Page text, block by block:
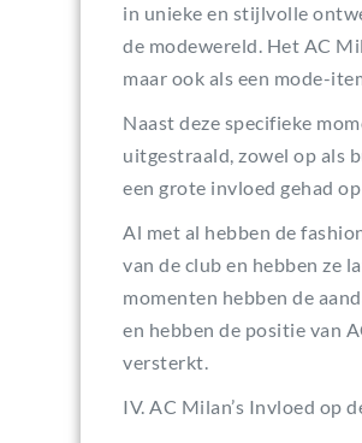
in unieke en stijlvolle
de modewereld. Het AC
maar ook als een mode-
Naast deze specifieke
uitgestraald, zowel op als
een grote invloed gehad
Al met al hebben de
van de club en hebben ze
momenten hebben de
en hebben de positie van
versterkt.
IV. AC Milan’s Invloed op